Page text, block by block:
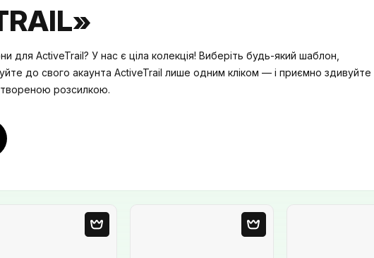
для ActiveTrail? У нас є ціла колекція! Виберіть будь-який шаблон,
до свого акаунта ActiveTrail лише одним кліком — і приємно здивуйте
розсилкою.